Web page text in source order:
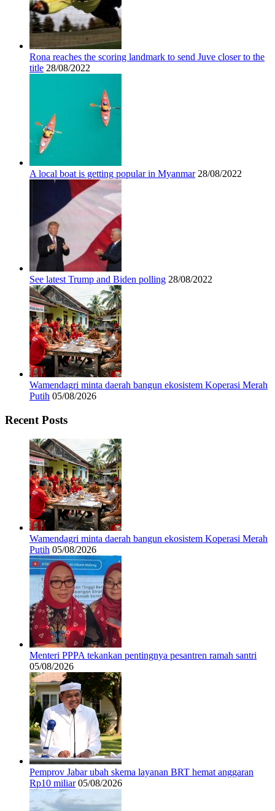
Rona reaches the scoring landmark to send Juve closer to the
title 28/08/2022
A local boat is getting popular in Myanmar 28/08/2022
See latest Trump and Biden polling 28/08/2022
Wamendagri minta daerah bangun ekosistem Koperasi Merah
Putih 05/08/2026
Recent Posts
Wamendagri minta daerah bangun ekosistem Koperasi Merah
Putih 05/08/2026
Menteri PPPA tekankan pentingnya pesantren ramah santri
05/08/2026
Pemprov Jabar ubah skema layanan BRT hemat anggaran
Rp10 miliar 05/08/2026